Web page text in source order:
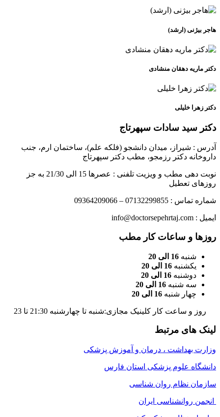
هاجر بیژنی (ارشد)
دکتر ماریه دهقان منشادی
دکتر زهرا خلیلی
دکتر سید سادات سپهرتاج
آدرس : شيراز، ميدان دانشجو (فلکه علم)، ساختمان ارم، جنب
داروخانه دكتر رزمجو، مطب دکتر سپهرتاج
نوبت دهی مطب و ویزیت تلفنی : عصرها 15 الی 21/30 به جز
روزهای تعطیل
شماره تماس : 07132299855 – 09364209066
ایمیل : info@doctorsepehrtaj.com
روزها و ساعات کار مطب
شنبه 16 الی 20
یکشنبه 16 الی 20
دوشنبه 16 الی 20
سه شنبه 16 الی 20
چهار شنبه 16 الی 20
روز و ساعت کار کلینیک مجازی:شنبه تا چهارشنبه 21:30 تا 23
لینک های مرتبط
وزارت بهداشت ، درمان و آموزش پزشکی
دانشگاه علوم پزشکی استان فارس
سازمان نظام روان شناسی
انجمن روانشناسی ایران